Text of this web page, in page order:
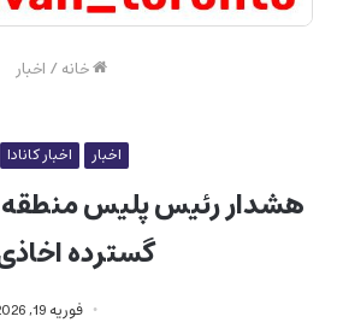
خانه/ اخبار
اخبار اخبار کانادا
هشدار رئیس پلیس منطقه
گسترده
فوریه 19, 2026